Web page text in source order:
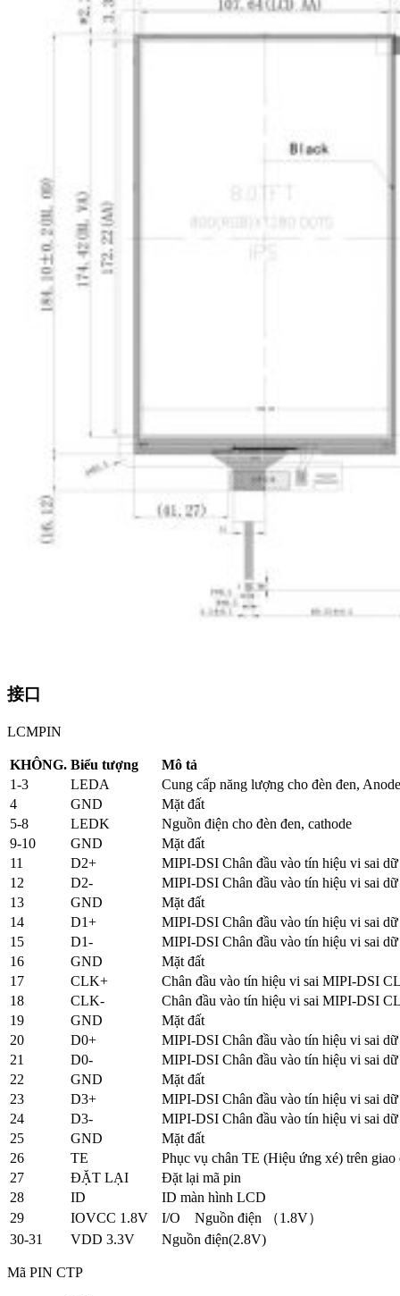
接口
LCMPIN
KHÔNG. Biểu tượng
Mô tả
1-3
LEDA
Cung cấp năng lượng cho đèn đen, Anode
4
GND
Mặt đất
5-8
LEDK
Nguồn điện cho đèn đen, cathode
9-10
GND
Mặt đất
11
D2+
MIPI-DSI Chân đầu vào tín hiệu vi sai
12
D2-
MIPI-DSI Chân đầu vào tín hiệu vi sai
13
GND
Mặt đất
14
D1+
MIPI-DSI Chân đầu vào tín hiệu vi sai
15
D1-
MIPI-DSI Chân đầu vào tín hiệu vi sai
16
GND
Mặt đất
17
CLK+
Chân đầu vào tín hiệu vi sai MIPI-DSI
18
CLK-
Chân đầu vào tín hiệu vi sai MIPI-DSI
19
GND
Mặt đất
20
D0+
MIPI-DSI Chân đầu vào tín hiệu vi sai
21
D0-
MIPI-DSI Chân đầu vào tín hiệu vi sai
22
GND
Mặt đất
23
D3+
MIPI-DSI Chân đầu vào tín hiệu vi sai
24
D3-
MIPI-DSI Chân đầu vào tín hiệu vi sai
25
GND
Mặt đất
26
TE
Phục vụ chân TE (Hiệu ứng xé) trên
27
ĐẶT LẠI
Đặt lại mã pin
28
ID
ID màn hình LCD
29
IOVCC 1.8V
I/O Nguồn điện （1.8V）
30-31
VDD 3.3V Nguồn điện(2.8V)
Mã PIN CTP